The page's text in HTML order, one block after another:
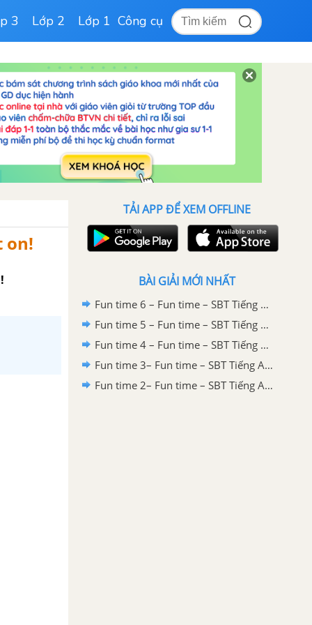
3 Lớp 2 Lớp 1 Công cụ
on!
TẢI APP ĐỂ XEM OFFLINE
BÀI GIẢI MỚI NHẤT
Fun time 6 – Fun time – SBT Tiếng Anh 6 – Right on!
Fun time 5 – Fun time – SBT Tiếng Anh 6 – Right on!
Fun time 4 – Fun time – SBT Tiếng Anh 6 – Right on!
Fun time 3– Fun time – SBT Tiếng Anh 6 – Right on!
Fun time 2– Fun time – SBT Tiếng Anh 6 – Right on!